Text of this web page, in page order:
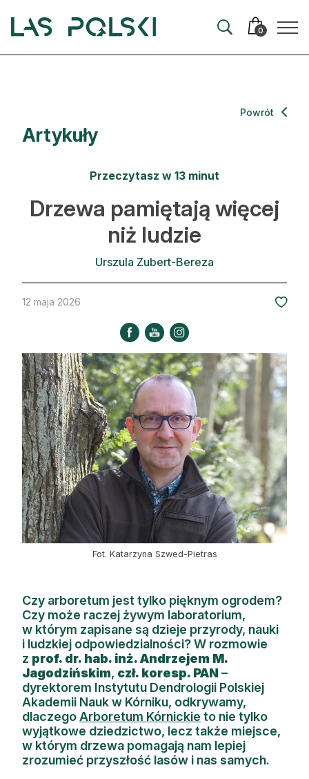
0
Artykuły
Hodowla lasu
Ochrona lasu
Nowe technologie
Auto do lasu
Dla drwala
Leśnik na zakupach
Z zagranicy
Edukacja
Lasy prywatne
O nas
Prenumerata
Reklama
Zostań autorem
Archiwum
Kontakt
Artykuły
Powrót
Przeczytasz w 13 minut
Drzewa pamiętają więcej
niż ludzie
Urszula Zubert-Bereza
12 maja 2026
Fot. Katarzyna Szwed-Pietras
Czy arboretum jest tylko pięknym ogrodem?
Czy może raczej żywym laboratorium,
w którym zapisane są dzieje przyrody, nauki
i ludzkiej odpowiedzialności? W rozmowie
z prof. dr. hab. inż. Andrzejem M.
Jagodzińskim, czł. koresp. PAN –
dyrektorem Instytutu Dendrologii Polskiej
Akademii Nauk w Kórniku, odkrywamy,
dlaczegoArboretum Kórnickie to nie tylko
wyjątkowe dziedzictwo, lecz także miejsce,
w którym drzewa pomagają nam lepiej
zrozumieć przyszłość lasów i nas samych.